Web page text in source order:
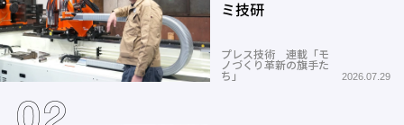
ミ技研
プレス技術 連載「モ
ノづくり革新の旗手た
ち」
2026.07.29